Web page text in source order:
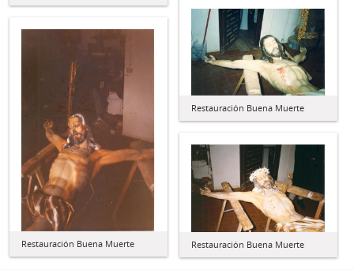
Restauración Buena Muerte
Restauración Buena Muerte Restauración Buena Muerte